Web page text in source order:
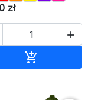
zł

